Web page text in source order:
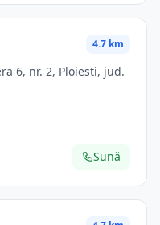
4.7 km
Sună